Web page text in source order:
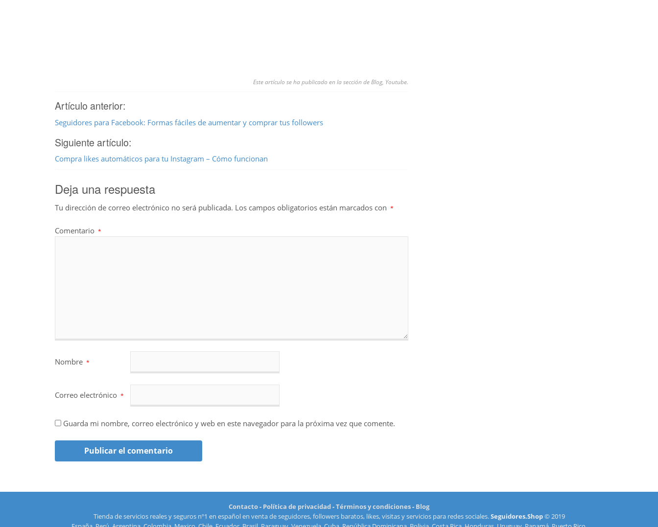
Este artículo se ha publicado en la sección deBlog, Youtube.
Artículo anterior:
Seguidores para Facebook: Formas fáciles de aumentar y comprar tus followers
Siguiente artículo:
Compra likes automáticos para tu Instagram – Cómo funcionan
Deja una respuesta
Tu dirección de correo electrónico no será publicada. Los campos obligatorios están marcados con *
Comentario *
Nombre *
Correo electrónico *
Guarda mi nombre, correo electrónico y web en este navegador para la próxima vez que comente.
Contacto- Política de privacidad-Términos y condiciones- Blog
Tienda de servicios reales y seguros nº1 en español en venta de seguidores, followers baratos, likes, visitas y servicios para redes sociales.Seguidores.Shop© 2019